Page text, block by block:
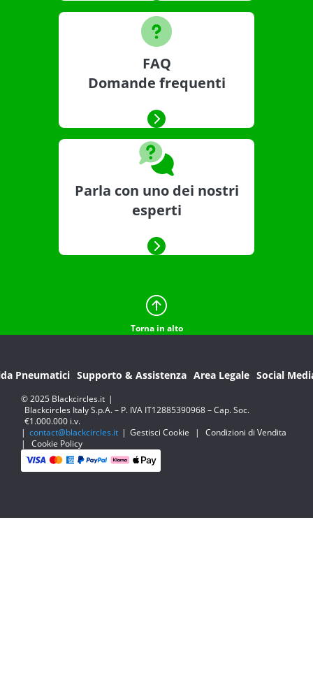
FAQ
Domande frequenti
Parla con uno dei nostri
esperti
Torna in alto
Pneumatici Supporto & Assistenza Area Legale Social
© 2025 Blackcircles.it |
Blackcircles Italy S.p.A. – P. IVA IT12885390968 – Cap. Soc.
€1.000.000 i.v.
| contact@blackcircles.it | Gestisci Cookie |
Condizioni di Vendita
|
Cookie Policy